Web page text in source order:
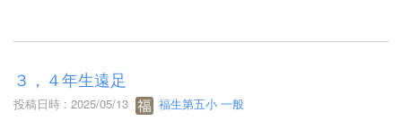
３，４年生遠足
投稿日時 : 2025/05/13 福生第五小 一般